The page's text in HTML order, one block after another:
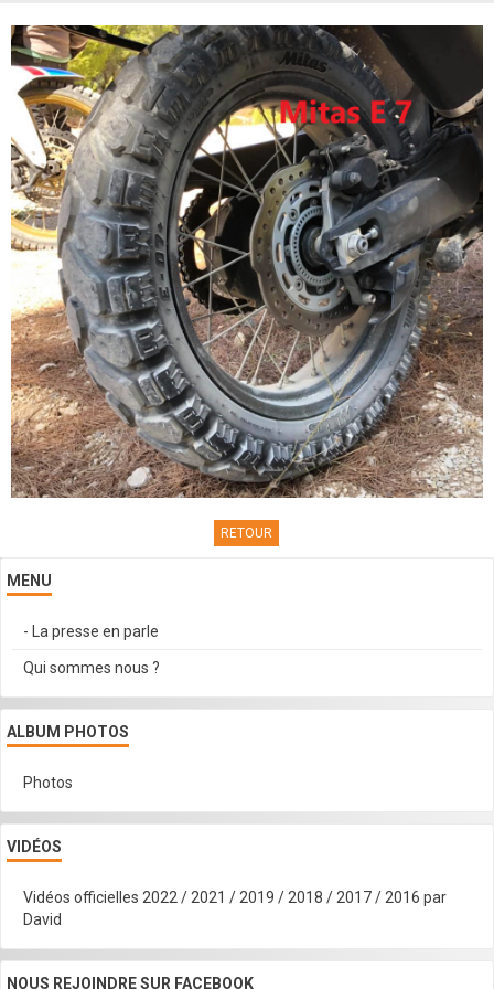
RETOUR
MENU
- La presse en parle
Qui sommes nous ?
ALBUM PHOTOS
Photos
VIDÉOS
Vidéos officielles 2022 / 2021 / 2019 / 2018 / 2017 / 2016 par
David
NOUS REJOINDRE SUR FACEBOOK